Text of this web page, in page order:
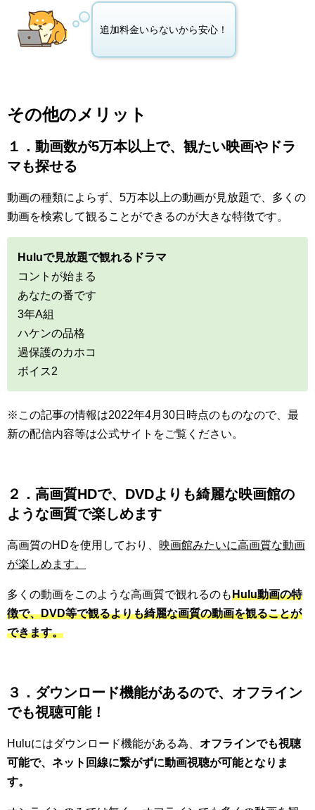
追加料金いらないから安心！
その他のメリット
１．動画数が5万本以上で、観たい映画やドラ
マも探せる
動画の種類によらず、5万本以上の動画が見放題で、多くの
動画を検索して観ることができるのが大きな特徴です。
Huluで見放題で観れるドラマ
コントが始まる
あなたの番です
3年A組
ハケンの品格
過保護のカホコ
ボイス2
※この記事の情報は2022年4月30日時点のものなので、最
新の配信内容等は公式サイトをご覧ください。
２．高画質HDで、DVDよりも綺麗な映画館の
ような画質で楽しめます
高画質のHDを使用しており、 映画館みたいに高画質な動画
が楽しめます。
多くの動画をこのような高画質で観れるのもHulu動画の特
徴で、DVD等で観るよりも綺麗な画質の動画を観ることが
できます。
３．ダウンロード機能があるので、オフライン
でも視聴可能！
Huluにはダウンロード機能がある為、 オフラインでも視聴
可能で、ネット回線に繋がずに動画視聴が可能となりま
す。